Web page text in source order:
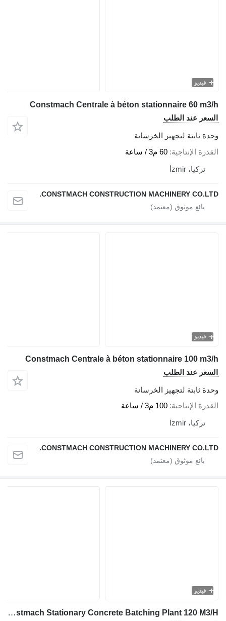
فيديو
Constmach Centrale à béton stationnaire 60 m3/h
السعر عند الطلب
وحدة ثابتة لتجهيز الخرسانة
القدرة الإنتاجية 60 م3 / ساعة
تركيا، İzmir
CONSTMACH CONSTRUCTION MACHINERY CO.LTD.
فيديو
Constmach Centrale à béton stationnaire 100 m3/h
السعر عند الطلب
وحدة ثابتة لتجهيز الخرسانة
القدرة الإنتاجية 100 م3 / ساعة
تركيا، İzmir
CONSTMACH CONSTRUCTION MACHINERY CO.LTD.
فيديو
Constmach Stationary Concrete Batching Plant 120 M3/H